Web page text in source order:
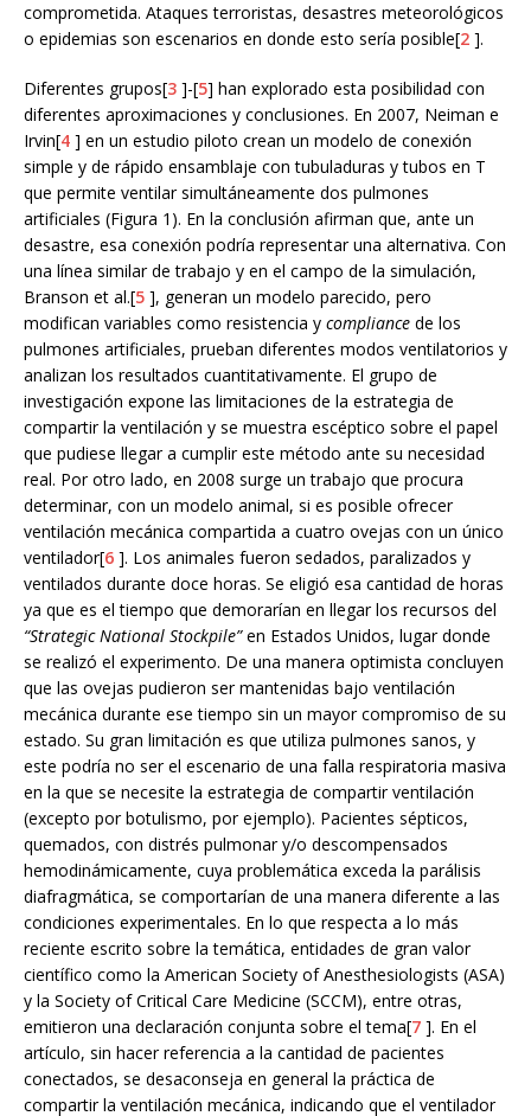
comprometida. Ataques terroristas, desastres meteorológicos
o epidemias son escenarios en donde esto sería posible[2 ].
Diferentes grupos[3 ]-[5] han explorado esta posibilidad con
diferentes aproximaciones y conclusiones. En 2007, Neiman e
Irvin[4 ] en un estudio piloto crean un modelo de conexión
simple y de rápido ensamblaje con tubuladuras y tubos en T
que permite ventilar simultáneamente dos pulmones
artificiales (Figura 1). En la conclusión afirman que, ante un
desastre, esa conexión podría representar una alternativa. Con
una línea similar de trabajo y en el campo de la simulación,
Branson et al.[5 ], generan un modelo parecido, pero
modifican variables como resistencia y compliance de los
pulmones artificiales, prueban diferentes modos ventilatorios y
analizan los resultados cuantitativamente. El grupo de
investigación expone las limitaciones de la estrategia de
compartir la ventilación y se muestra escéptico sobre el papel
que pudiese llegar a cumplir este método ante su necesidad
real. Por otro lado, en 2008 surge un trabajo que procura
determinar, con un modelo animal, si es posible ofrecer
ventilación mecánica compartida a cuatro ovejas con un único
ventilador[6 ]. Los animales fueron sedados, paralizados y
ventilados durante doce horas. Se eligió esa cantidad de horas
ya que es el tiempo que demorarían en llegar los recursos del
“Strategic National Stockpile”en Estados Unidos, lugar donde
se realizó el experimento. De una manera optimista concluyen
que las ovejas pudieron ser mantenidas bajo ventilación
mecánica durante ese tiempo sin un mayor compromiso de su
estado. Su gran limitación es que utiliza pulmones sanos, y
este podría no ser el escenario de una falla respiratoria masiva
en la que se necesite la estrategia de compartir ventilación
(excepto por botulismo, por ejemplo). Pacientes sépticos,
quemados, con distrés pulmonar y/o descompensados
hemodinámicamente, cuya problemática exceda la parálisis
diafragmática, se comportarían de una manera diferente a las
condiciones experimentales. En lo que respecta a lo más
reciente escrito sobre la temática, entidades de gran valor
científico como la American Society of Anesthesiologists (ASA)
y la Society of Critical Care Medicine (SCCM), entre otras,
emitieron una declaración conjunta sobre el tema[7 ]. En el
artículo, sin hacer referencia a la cantidad de pacientes
conectados, se desaconseja en general la práctica de
compartir la ventilación mecánica, indicando que el ventilador